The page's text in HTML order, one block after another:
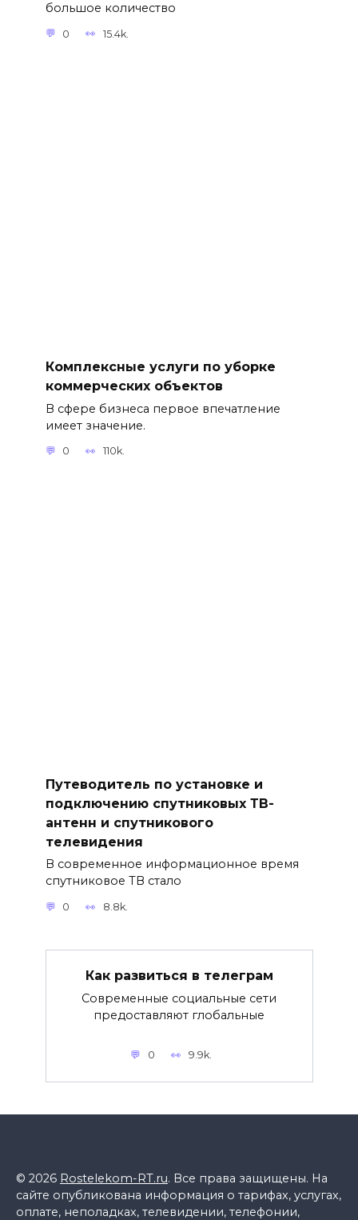
большое количество
0 15.4k.
Комплексные услуги по уборке
коммерческих объектов
В сфере бизнеса первое впечатление
имеет значение.
0 110k.
Путеводитель по установке и
подключению спутниковых ТВ-
антенн и спутникового
телевидения
В современное информационное время
спутниковое ТВ стало
0 8.8k.
Как развиться в телеграм
Современные социальные сети
предоставляют глобальные
0 9.9k.
© 2026 Rostelekom-RT.ru. Все права защищены. На
сайте опубликована информация о тарифах, услугах,
оплате, неполадках, телевидении, телефонии,